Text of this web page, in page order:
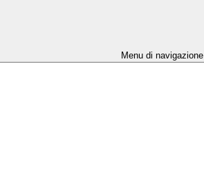
Menu di navigazione